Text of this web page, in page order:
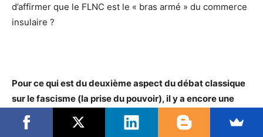
d’affirmer que le FLNC est le « bras armé » du commerce
insulaire ?
Pour ce qui est du deuxième aspect du débat classique
sur le fascisme (la prise du pouvoir), il y a encore une
approche dominante, qui est celle de dire que le
fascisme voit son accession au pouvoir « autorisée » par